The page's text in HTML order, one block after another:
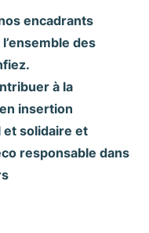
encadrants
des
à la
insertion
et solidaire et
responsable dans